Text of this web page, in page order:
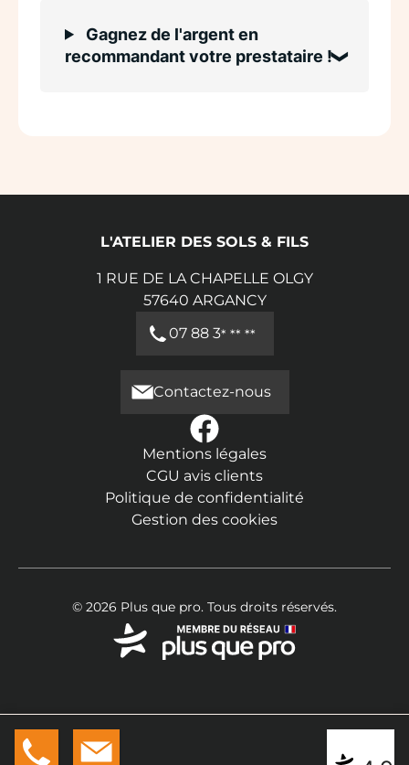
07 88 3* ** **
Gagnez de l'argent en
recommandant votre prestataire !
L'ATELIER DES SOLS & FILS
1 RUE DE LA CHAPELLE OLGY
57640 ARGANCY
07 88 3* ** **
Contactez-nous
Mentions légales
CGU avis clients
Politique de confidentialité
Gestion des cookies
© 2026 Plus que pro. Tous droits réservés.